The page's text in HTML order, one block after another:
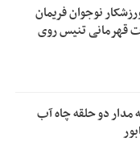
نوجوان فریمان
قهرمانی تنیس روی
مدار دو حلقه چاه آب